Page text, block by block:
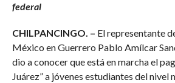
federal
CHILPANCINGO. – El representante
México en Guerrero Pablo Amílcar
dio a conocer que está en marcha el
Juárez” a jóvenes estudiantes del nivel